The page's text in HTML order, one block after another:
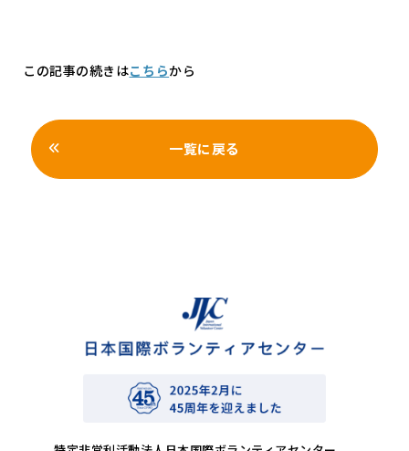
この記事の続きはこちらから
一覧に戻る